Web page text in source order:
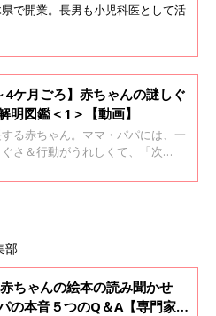
で開業。長男も小児科医として活
4ケ月ごろ】赤ちゃんの謎しぐ
明図鑑＜1＞【動画】
る赤ちゃん。ママ・パパには、一
さ＆行動がうれしくて、「次
なんのために？」と思うことも多
そんな赤ちゃんの“謎”しぐさ＆行
理由を探りました。 若江恵利子先
ました。
部
ちゃんの絵本の読み聞かせ
の本音５つのQ＆A【専門家